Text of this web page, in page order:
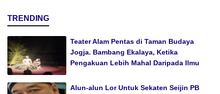
TRENDING
Teater Alam Pentas di Taman Budaya
Jogja. Bambang Ekalaya, Ketika
Pengakuan Lebih Mahal Daripada Ilmu
Alun-alun Lor Untuk Sekaten Seijin PB